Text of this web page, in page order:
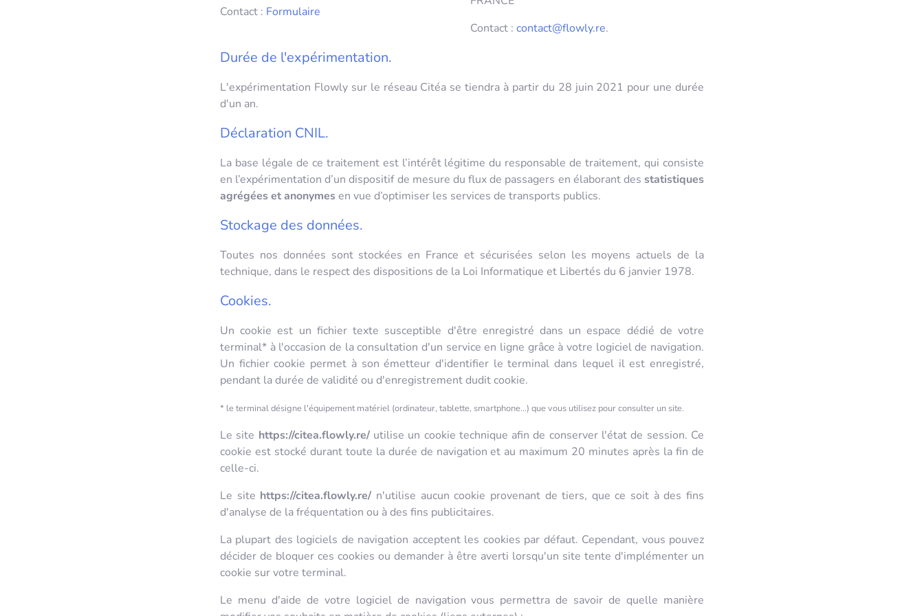
Contact : Formulaire
Contact : contact@flowly.re.
Durée de l'expérimentation.
L'expérimentation Flowly sur le réseau Citéa se tiendra à partir du 28 juin 2021 pour une durée
d'un an.
Déclaration CNIL.
La base légale de ce traitement est l’intérêt légitime du responsable de traitement, qui consiste
en l’expérimentation d’un dispositif de mesure du flux de passagers en élaborant des statistiques
agrégées et anonymesen vue d’optimiser les services de transports publics.
Stockage des données.
Toutes nos données sont stockées en France et sécurisées selon les moyens actuels de la
technique, dans le respect des dispositions de la Loi Informatique et Libertés du 6 janvier 1978.
Cookies.
Un cookie est un fichier texte susceptible d'être enregistré dans un espace dédié de votre
terminal* à l'occasion de la consultation d'un service en ligne grâce à votre logiciel de navigation.
Un fichier cookie permet à son émetteur d'identifier le terminal dans lequel il est enregistré,
pendant la durée de validité ou d'enregistrement dudit cookie.
* le terminal désigne l'équipement matériel (ordinateur, tablette, smartphone...) que vous utilisez pour consulter un site.
Le site https://citea.flowly.re/utilise un cookie technique afin de conserver l'état de session. Ce
cookie est stocké durant toute la durée de navigation et au maximum 20 minutes après la fin de
celle-ci.
Le site https://citea.flowly.re/ n'utilise aucun cookie provenant de tiers, que ce soit à des fins
d'analyse de la fréquentation ou à des fins publicitaires.
La plupart des logiciels de navigation acceptent les cookies par défaut. Cependant, vous pouvez
décider de bloquer ces cookies ou demander à être averti lorsqu'un site tente d'implémenter un
cookie sur votre terminal.
Le menu d'aide de votre logiciel de navigation vous permettra de savoir de quelle manière